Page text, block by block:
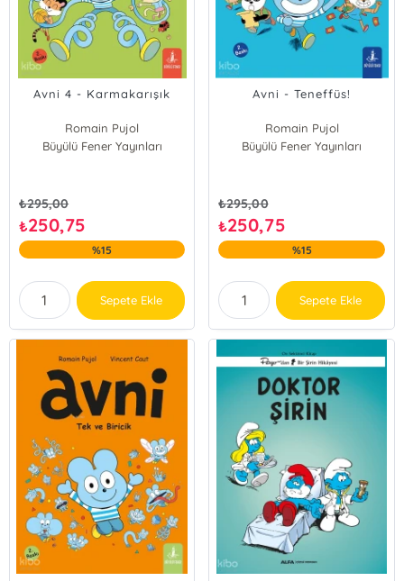
Avni 4 - Karmakarışık
Romain Pujol
Vincent Caut
Büyülü Fener Yayınları
₺295,00
₺250,75
%15
Sepete Ekle
Avni - Teneffüs!
Romain Pujol
Vincent Caut
Büyülü Fener Yayınları
₺295,00
₺250,75
%15
Sepete Ekle